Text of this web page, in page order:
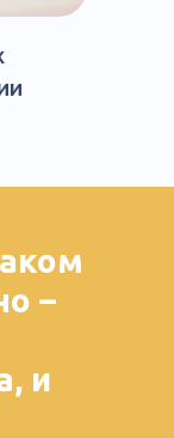
–
и